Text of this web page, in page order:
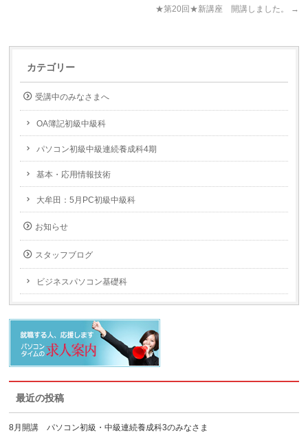
★第20回★新講座 開講しました。 →
カテゴリー
受講中のみなさまへ
OA簿記初級中級科
パソコン初級中級連続養成科4期
基本・応用情報技術
大牟田：5月PC初級中級科
お知らせ
スタッフブログ
ビジネスパソコン基礎科
最近の投稿
8月開講 パソコン初級・中級連続養成科3のみなさま